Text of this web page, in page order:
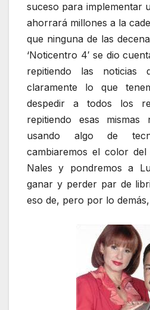
suceso para implementar
ahorrará millones a la
que ninguna de las
‘Noticentro 4′ se dio
repitiendo las
claramente lo que
despedir a todos los
repitiendo esas mismas
usando algo de
cambiaremos el color
Nales y pondremos a
ganar y perder par de
eso de, pero por lo